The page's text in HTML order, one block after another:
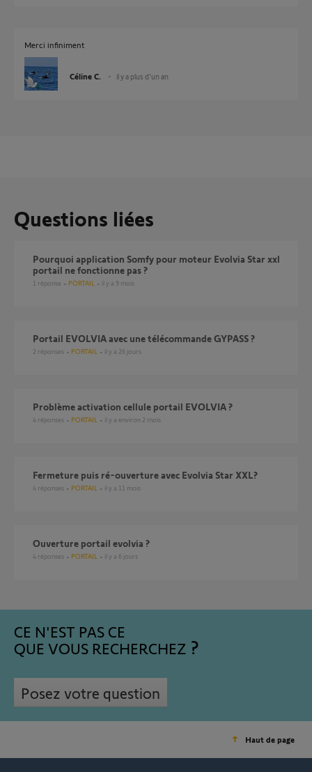
Merci infiniment
Céline C. il y a plus d'un an
Questions liées
Pourquoi application Somfy pour moteur Evolvia Star xxl
portail ne fonctionne pas ?
1 réponse PORTAIL il y a 9 mois
portail EVOLVIA avec une télécommande GYPASS ?
2 réponses PORTAIL il y a 26 jours
Problème activation cellule portail EVOLVIA ?
4 réponses PORTAIL il y a environ 2 mois
Fermeture puis ré-ouverture avec Evolvia Star XXL?
4 réponses PORTAIL il y a 11 mois
ouverture portail evolvia ?
4 réponses PORTAIL il y a 6 jours
CE N'EST PAS CE
QUE VOUS RECHERCHEZ
Posez votre question
Haut de page